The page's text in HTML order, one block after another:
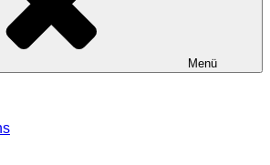
Menü